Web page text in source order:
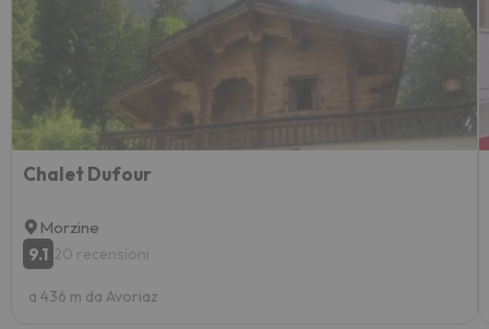
Chalet Dufour
Morzine
9.1 20 recensioni
a 436 m da Avoriaz